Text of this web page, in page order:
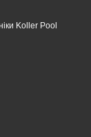
Koller Pool